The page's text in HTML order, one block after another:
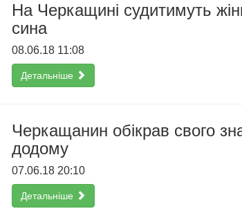
На Черкащині судитимуть
сина
08.06.18 11:08
Детальніше
Черкащанин обікрав свого
додому
07.06.18 20:10
Детальніше